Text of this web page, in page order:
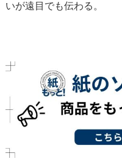
いが遠目でも伝わる。